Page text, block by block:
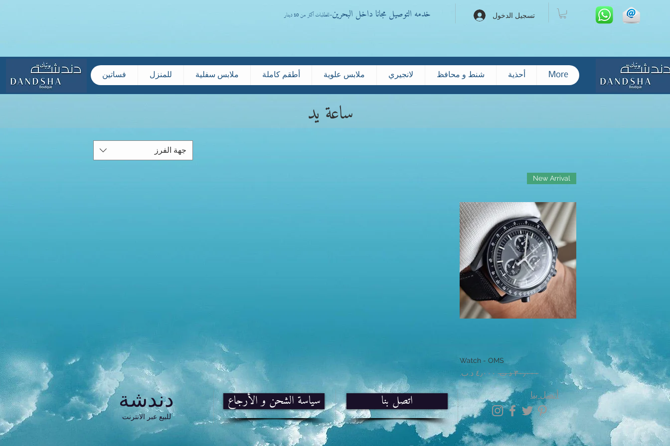
خدمه التوصيل مجانا داخل البحرين-للطلبات اكثر من 10 دينار تسجيل الدخول
فساتين للمنزل ملابس سفلية أطقم كاملة ملابس علوية لانجيري شنط و محافظ أحذية More
ساعة يد
جهة الفرز
العرض السريع
New Arrival
Watch - OMS
سعر عادي‏٣٠٫٠٠٠ د.ب.‏ سعر البيع
دندشة
للبيع عبر الانترنت
سياسة الشحن و الأرجاع اتصل بنا أتصل بنا